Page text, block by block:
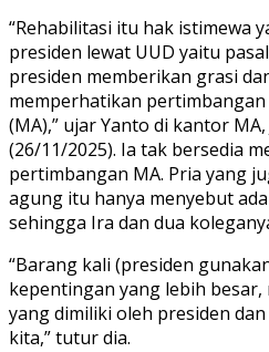
“Rehabilitasi itu hak istimewa
presiden lewat UUD yaitu
presiden memberikan grasi
memperhatikan
(MA),” ujar Yanto di kantor
(26/11/2025). Ia tak bersedia
pertimbangan MA. Pria yang
agung itu hanya menyebut
sehingga Ira dan dua
“Barang kali (presiden
kepentingan yang lebih
yang dimiliki oleh presiden
kita,” tutur dia.